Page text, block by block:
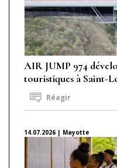
AIR JUMP 974
touristiques à Saint-
Réagir
14.07.2026 | Mayotte